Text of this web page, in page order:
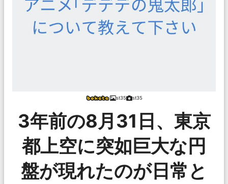
st35 st35
3年前の8月31日、東京
都上空に突如巨大な円
盤が現れたのが日常と